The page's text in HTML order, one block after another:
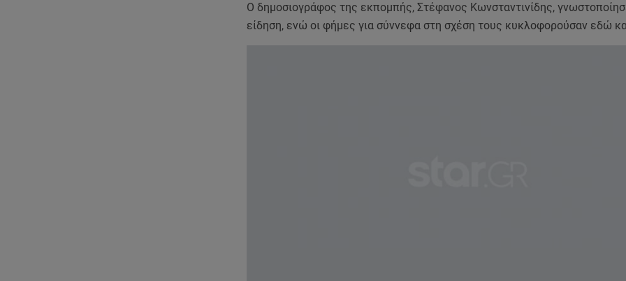
Ο δημοσιογράφος της εκπομπής, Στέφανος Κωνσταντινίδης,
είδηση, ενώ οι φήμες για σύννεφα στη σχέση τους κυκλοφορούσαν εδώ